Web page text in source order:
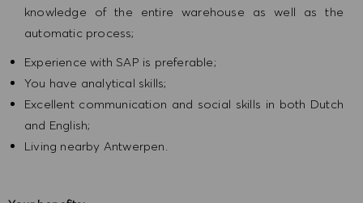
knowledge of the entire warehouse as well as the
automatic process;
Experience with SAP is preferable;
You have analytical skills;
Excellent communication and social skills in both Dutch
and English;
Living nearby Antwerpen.